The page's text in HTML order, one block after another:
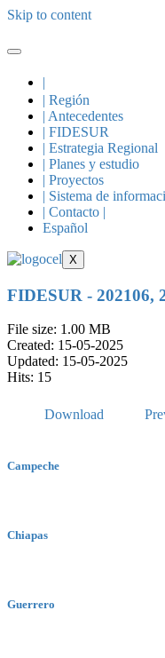
Skip to content
|
| Región
| Antecedentes
| FIDESUR
| Estrategia Regional
| Planes y estudio
| Proyectos
| Sistema de
| Contacto |
Español
X
FIDESUR - 202106,
File size: 1.00 MB
Created: 15-05-2025
Updated: 15-05-2025
Hits: 15
Download
Campeche
Chiapas
Guerrero